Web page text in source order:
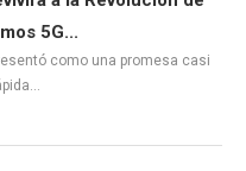
5G...
como una promesa casi